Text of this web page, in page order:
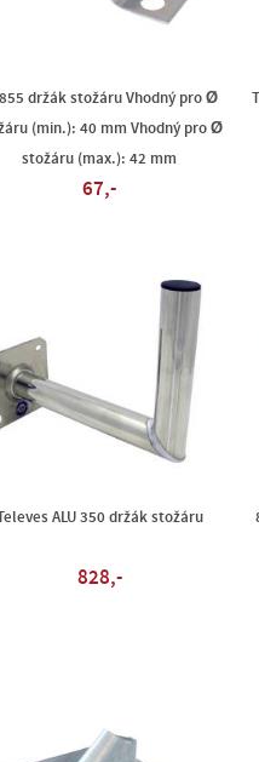
držák stožáru Vhodný pro Ø
(min.): 40 mm Vhodný pro Ø
stožáru (max.): 42 mm
67,-
ALU 350 držák stožáru
828,-